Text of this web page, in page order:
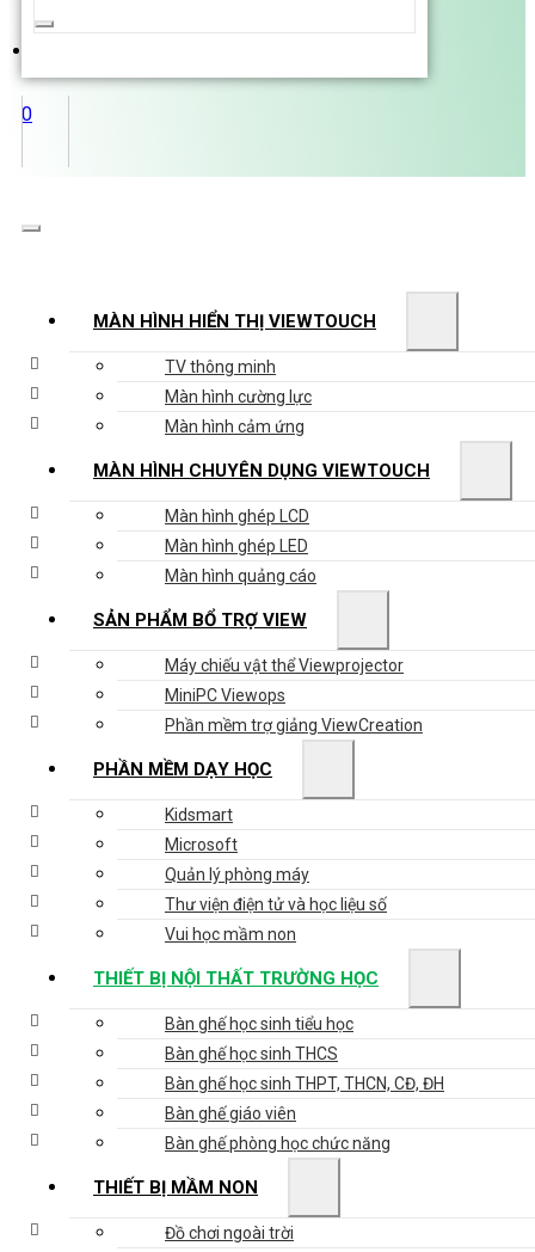
...
0
MÀN HÌNH HIỂN THỊ VIEWTOUCH
TV thông minh
Màn hình cường lực
Màn hình cảm ứng
MÀN HÌNH CHUYÊN DỤNG VIEWTOUCH
Màn hình ghép LCD
Màn hình ghép LED
Màn hình quảng cáo
SẢN PHẨM BỔ TRỢ VIEW
Máy chiếu vật thể Viewprojector
MiniPC Viewops
Phần mềm trợ giảng ViewCreation
PHẦN MỀM DẠY HỌC
Kidsmart
Microsoft
Quản lý phòng máy
Thư viện điện tử và học liệu số
Vui học mầm non
THIẾT BỊ NỘI THẤT TRƯỜNG HỌC
Bàn ghế học sinh tiểu học
Bàn ghế học sinh THCS
Bàn ghế học sinh THPT, THCN, CĐ, ĐH
Bàn ghế giáo viên
Bàn ghế phòng học chức năng
THIẾT BỊ MẦM NON
Đồ chơi ngoài trời